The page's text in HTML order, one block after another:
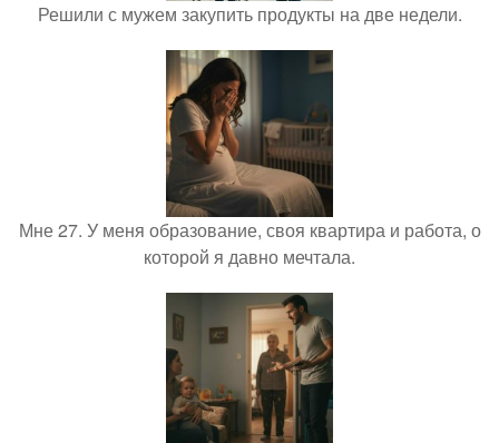
Решили с мужем закупить продукты на две недели.
Мне 27. У меня образование, своя квартира и работа, о
которой я давно мечтала.